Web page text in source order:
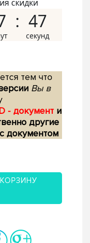
скидки
46
тем что
Вы в
- документ и
другие
документом